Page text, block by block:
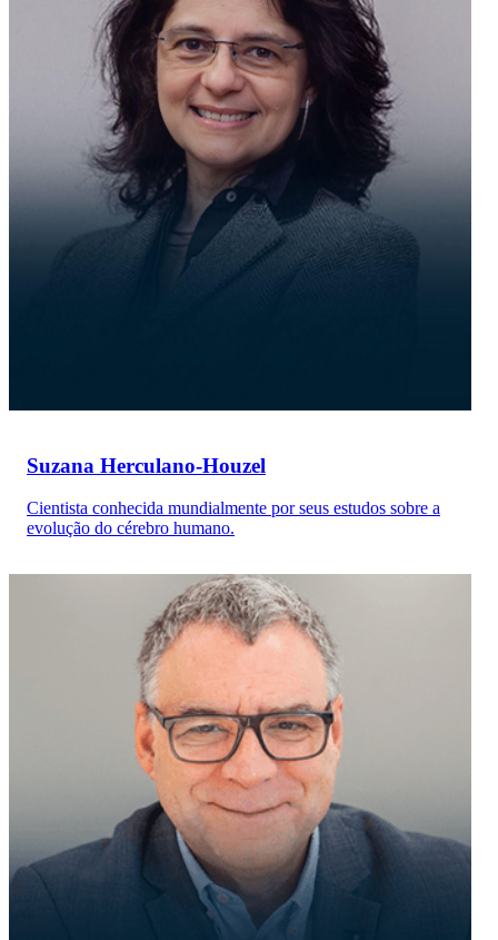
Suzana Herculano-Houzel
Cientista conhecida mundialmente por seus estudos sobre a
evolução do cérebro humano.